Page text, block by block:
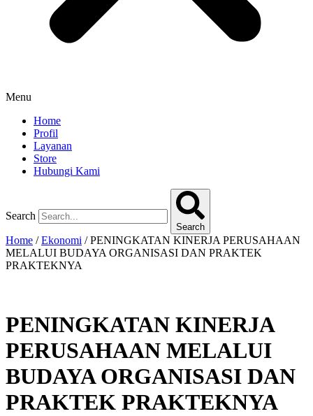
Menu
Home
Profil
Layanan
Store
Hubungi Kami
Search
Search
Home /Ekonomi / PENINGKATAN KINERJA PERUSAHAAN
MELALUI BUDAYA ORGANISASI DAN PRAKTEK
PRAKTEKNYA
PENINGKATAN KINERJA
PERUSAHAAN MELALUI
BUDAYA ORGANISASI DAN
PRAKTEK PRAKTEKNYA